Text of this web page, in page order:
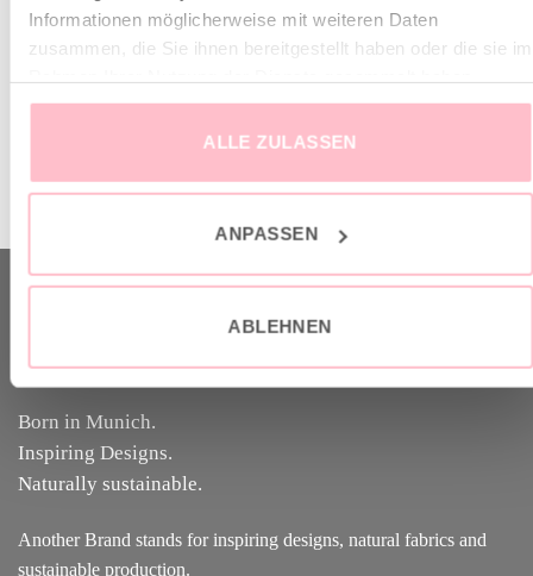
Informationen möglicherweise mit weiteren Daten
zusammen, die Sie ihnen bereitgestellt haben oder die sie im
ALLE ZULASSEN
ANPASSEN
ABLEHNEN
Shirt Kleid mit Lurex
119,00€ Ursprünglicher
119,00 €
39,00€Aktueller
ist:
39,00 €.
Lieferzeit: 3-5 Tage
Kleid mit Palmenprint
119,00€ Ursprünglicher
39,00€
Lieferzeit: 3-5 Tage
Born in Munich.
Inspiring Designs.
Naturally sustainable.
Another Brand stands for inspiring designs, natural fabrics and
sustainable production.